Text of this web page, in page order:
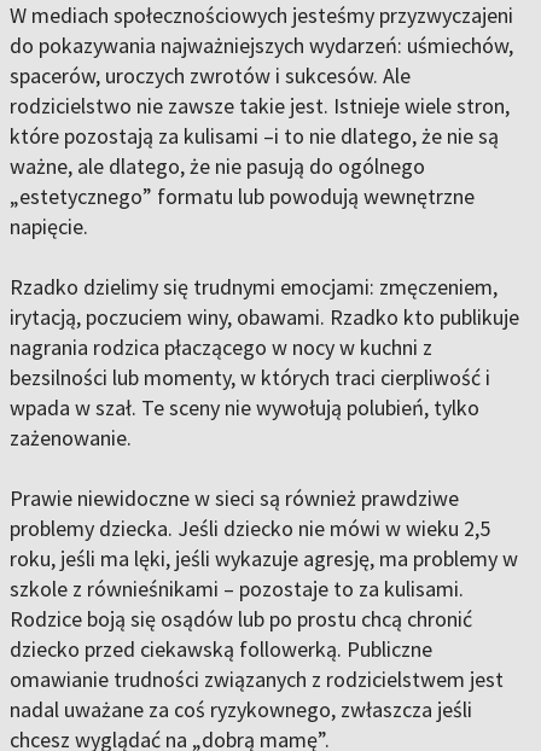
W mediach społecznościowych jesteśmy przyzwyczajeni
do pokazywania najważniejszych wydarzeń: uśmiechów,
spacerów, uroczych zwrotów i sukcesów. Ale
rodzicielstwo nie zawsze takie jest. Istnieje wiele stron,
które pozostają za kulisami –i to nie dlatego, że nie są
ważne, ale dlatego, że nie pasują do ogólnego
„estetycznego” formatu lub powodują wewnętrzne
napięcie.
Rzadko dzielimy się trudnymi emocjami: zmęczeniem,
irytacją, poczuciem winy, obawami. Rzadko kto publikuje
nagrania rodzica płaczącego w nocy w kuchni z
bezsilności lub momenty, w których traci cierpliwość i
wpada w szał. Te sceny nie wywołują polubień, tylko
zażenowanie.
Prawie niewidoczne w sieci są również prawdziwe
problemy dziecka. Jeśli dziecko nie mówi w wieku 2,5
roku, jeśli ma lęki, jeśli wykazuje agresję, ma problemy w
szkole z równieśnikami – pozostaje to za kulisami.
Rodzice boją się osądów lub po prostu chcą chronić
dziecko przed ciekawską followerką. Publiczne
omawianie trudności związanych z rodzicielstwem jest
nadal uważane za coś ryzykownego, zwłaszcza jeśli
chcesz wyglądać na „dobrą mamę”.